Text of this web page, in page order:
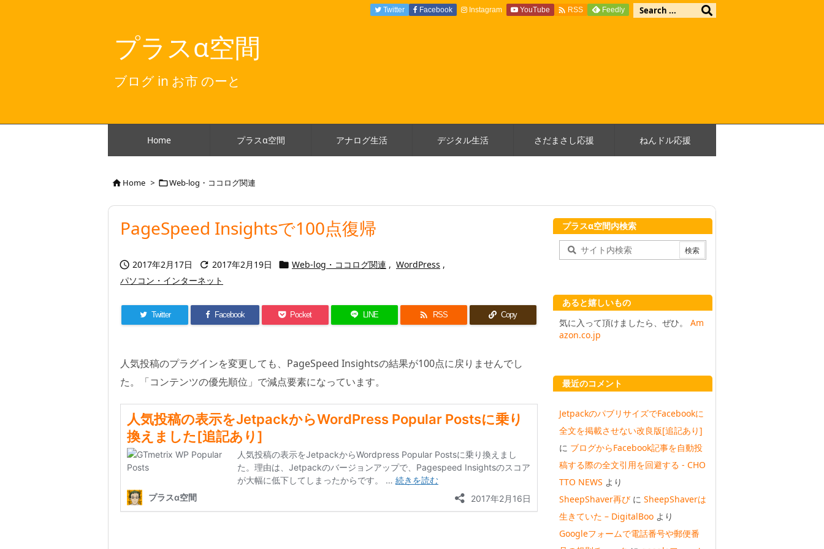
プラスα空間
ブログ in お市 のーと
Home プラスα空間 アナログ生活 デジタル生活 さだまさし応援 ねんドル応援
Twitter Facebook Instagram YouTube  RSS Feedly
Home > Web-log・ココログ関連
PageSpeed Insightsで100点復帰
 2017年2月17日  2017年2月19日  Web-log・ココログ関連 , WordPress ,
パソコン・インターネット
Twitter Facebook Pocket LINE  RSS Copy
人気投稿のプラグインを変更しても、PageSpeed Insightsの結果が100点に戻りませんでし
た。「コンテンツの優先順位」で減点要素になっています。
プラスα空間内検索
あると嬉しいもの
気に入って頂けましたら、ぜひ。 Am
azon.co.jp
最近のコメント
JetpackのパブリサイズでFacebookに
全文を掲載させない改良版[追記あり]
に ブログからFacebook記事を自動投
稿する際の全文引用を回避する - CHO
TTO NEWS より
SheepShaver再び に SheepShaverは
生きていた – DigitalBoo より
Googleフォームで電話番号や郵便番